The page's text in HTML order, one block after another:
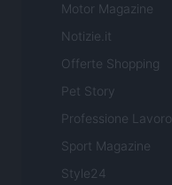
Motor Magazine
Notizie.it
Offerte Shopping
Pet Story
Professione Lavoro
Sport Magazine
Style24